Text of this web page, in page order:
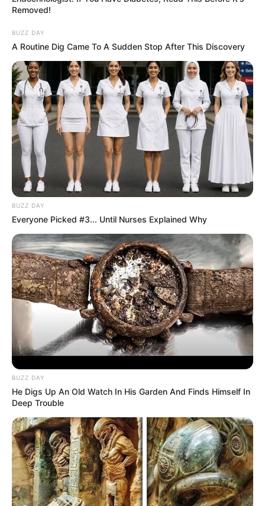
Removed!
BUZZ DAY
A Routine Dig Came To A Sudden Stop After This Discovery
BUZZ DAY
Everyone Picked #3... Until Nurses Explained Why
BUZZ DAY
He Digs Up An Old Watch In His Garden And Finds Himself In
Deep Trouble